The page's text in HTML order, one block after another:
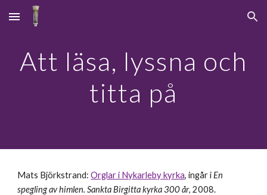
Skip to main content Skip to navigation
Att läsa, lyssna och
titta på
Mats Björkstrand:Orglar i Nykarleby kyrka, ingår iEn
spegling av himlen. Sankta Birgitta kyrka 300 år, 2008.